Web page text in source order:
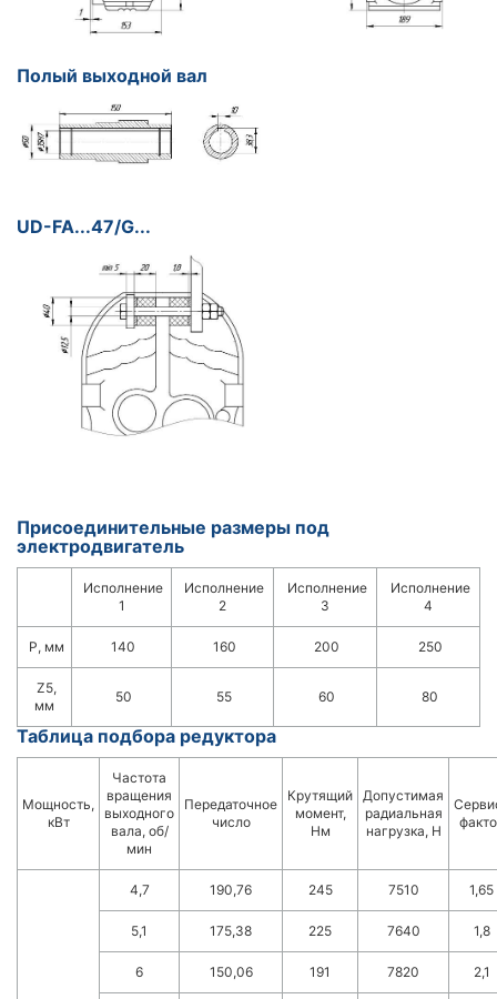
Полый выходной вал
UD-FA...47/G...
Присоединительные размеры под
электродвигатель
Исполнение
1
Исполнение
2
Исполнение
3
Исполнение
4
Р, мм 140 160 200 250
Z5,
мм
50 55 60 80
Таблица подбора редуктора
Мощность,
кВт
Частота
вращения
выходного
вала, об/
мин
Передаточное
число
Крутящий
момент,
Нм
Допустимая
радиальная
нагрузка, Н
4,7 190,76 245 7510 1,65
5,1 175,38 225 7640 1,8
6 150,06 191 7820 2,1